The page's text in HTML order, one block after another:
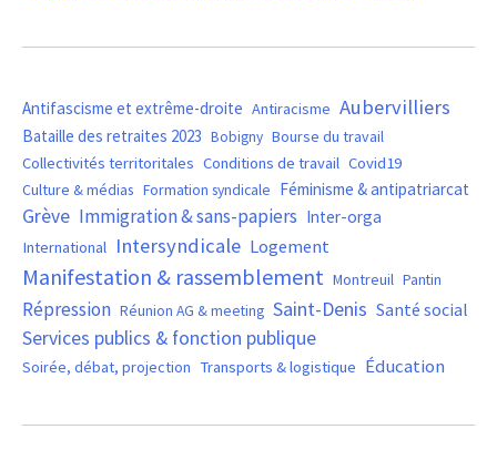
Antifascisme et extrême-droite Antiracisme Aubervilliers
Bataille des retraites 2023 Bobigny Bourse du travail
Collectivités territoritales Conditions de travail Covid19
Culture & médias Formation syndicale Féminisme & antipatriarcat
Grève Immigration & sans-papiers Inter-orga
International Intersyndicale Logement
Manifestation & rassemblement Montreuil Pantin
Répression Réunion AG & meeting Saint-Denis Santé social
Services publics & fonction publique
Soirée, débat, projection Transports & logistique Éducation